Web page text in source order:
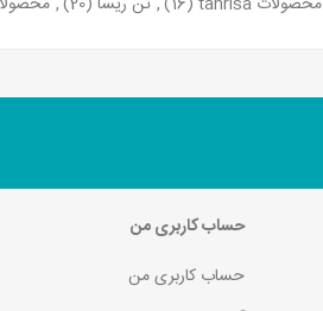
حساب کاربری من
حساب کاربری من